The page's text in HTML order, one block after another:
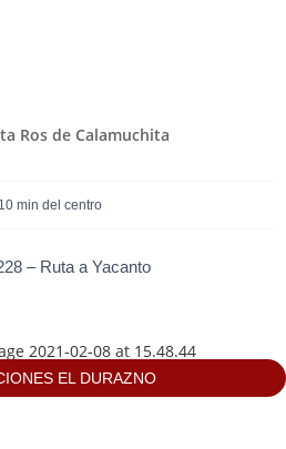
Ros de Calamuchita
min del centro
– Ruta a Yacanto
EL DURAZNO